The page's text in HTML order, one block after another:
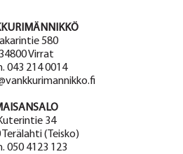
580
34800 Virrat
043 214 0014
34
Terälahti (Teisko)
050 4123 123